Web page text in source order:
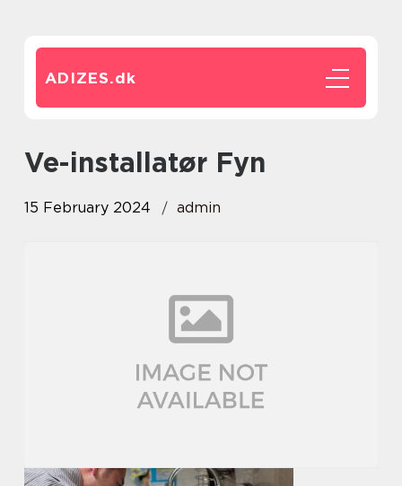
ADIZES.dk
Ve-installatør Fyn
15 February 2024 admin